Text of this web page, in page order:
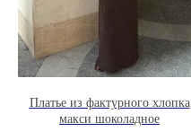
Платье из фактурного хлопка
макси шоколадное